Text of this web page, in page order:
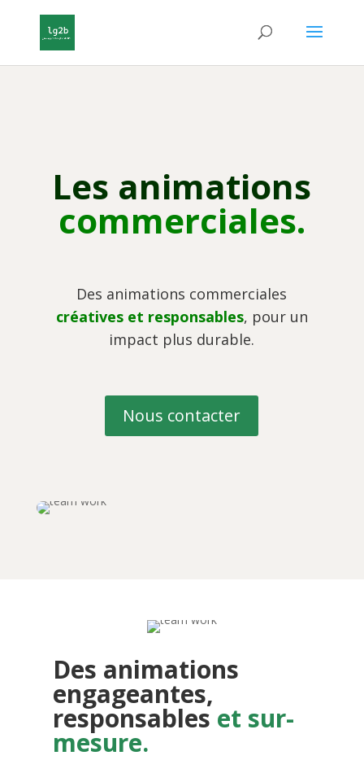
Les animations
commerciales.
Des animations commerciales
créatives et responsables, pour un
impact plus durable.
Nous contacter
Des animations
engageantes,
responsables et sur-
mesure.